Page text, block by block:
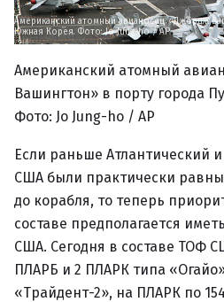
Американский атомный авианосец «Джордж
Южная Корея. Фото: Jo Jung-ho / AP
Американский атомный
Вашингтон» в порту города
Фото: Jo Jung-ho / AP
Если раньше Атлантический
США были практически
до корабля, то теперь
составе предполагается
США. Сегодня в составе ТОФ
ПЛАРБ и 2 ПЛАРК типа
«Трайдент-2», на ПЛАРК по